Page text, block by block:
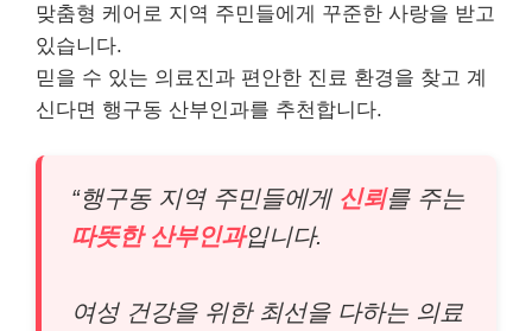
맞춤형 케어로 지역 주민들에게 꾸준한 사랑을 받고
있습니다.
믿을 수 있는 의료진과 편안한 진료 환경을 찾고 계
신다면 행구동 산부인과를 추천합니다.
“행구동 지역 주민들에게 신뢰를 주는
따뜻한 산부인과입니다.
여성 건강을 위한 최선을 다하는 의료